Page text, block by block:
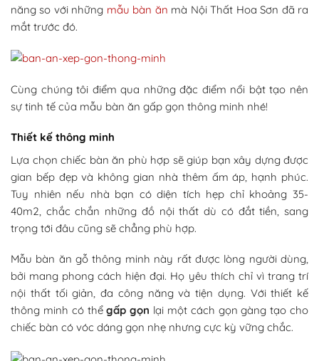
năng so với những mẫu bàn ăn mà Nội Thất Hoa Sơn đã ra
mắt trước đó.
Cùng chúng tôi điểm qua những đặc điểm nổi bật tạo nên
sự tinh tế của mẫu bàn ăn gấp gọn thông minh nhé!
Thiết kế thông minh
Lựa chọn chiếc bàn ăn phù hợp sẽ giúp bạn xây dựng được
gian bếp đẹp và không gian nhà thêm ấm áp, hạnh phúc.
Tuy nhiên nếu nhà bạn có diện tích hẹp chỉ khoảng 35-
40m2, chắc chắn những đồ nội thất dù có đắt tiền, sang
trọng tới đâu cũng sẽ chẳng phù hợp.
Mẫu bàn ăn gỗ thông minh này rất được lòng người dùng,
bởi mang phong cách hiện đại. Họ yêu thích chỉ vì trang trí
nội thất tối giản, đa công năng và tiện dụng. Với thiết kế
thông minh có thểgấp gọn lại một cách gọn gàng tạo cho
chiếc bàn có vóc dáng gọn nhẹ nhưng cực kỳ vững chắc.